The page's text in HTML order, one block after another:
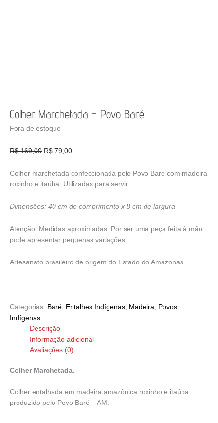
Colher Marchetada – Povo Baré
R$169,00 O
original
era:
R$ 79,00O
atual
é:
Colher marchetada confeccionada pelo Povo Baré com madeira
roxinho e itaúba. Utilizadas para servir.
Dimensões: 40 cm de comprimento x 8 cm de largura
Atenção: Medidas aproximadas. Por ser uma peça feita à mão
pode apresentar pequenas variações.
Artesanato brasileiro de origem do Estado do Amazonas.
Fora de estoque
Categorias: Baré Entalhes Indígenas Madeira
Povos
Indígenas
Descrição
Informação adicional
Avaliações (0)
Colher Marchetada.
Colher entalhada em madeira amazônica roxinho e itaúba
produzido pelo Povo Baré – AM.